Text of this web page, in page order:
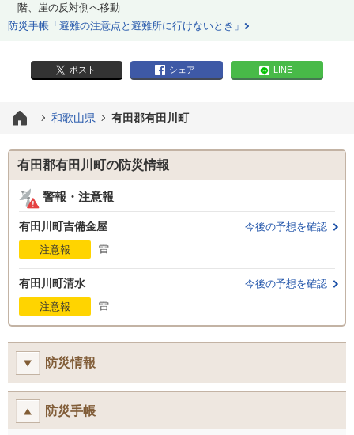
階、崖の反対側へ移動
防災手帳「避難の注意点と避難所に行けないとき」
ポスト シェア LINE
和歌山県 有田郡有田川町
有田郡有田川町の防災情報
警報・注意報
有田川町吉備金屋
今後の予想を確認
注意報
雷
有田川町清水
今後の予想を確認
注意報
雷
防災情報
防災手帳